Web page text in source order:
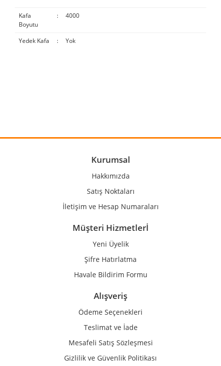
Kafa
Boyutu
: 4000
Yedek Kafa : Yok
Ürün açıklamasında eksik bilgiler bulunuyor.
Ürün bilgilerinde hatalar bulunuyor.
Gönder
Kurumsal
Hakkımızda
Satış Noktaları
İletişim ve Hesap Numaraları
Müşteri Hizmetlerİ
Yeni Üyelik
Şifre Hatırlatma
Havale Bildirim Formu
Alışveriş
Ödeme Seçenekleri
Teslimat ve İade
Mesafeli Satış Sözleşmesi
Gizlilik ve Güvenlik Politikası